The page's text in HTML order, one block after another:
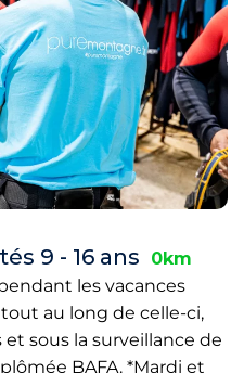
9 - 16 ans
0km
les vacances
au long de celle-ci,
sous la surveillance de
BAFA. *Mardi et